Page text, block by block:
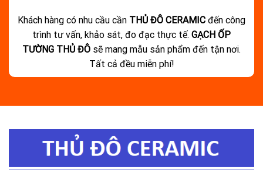
Khách hàng có nhu cầu cần THỦ ĐÔ CERAMIC đến công
trình tư vấn, khảo sát, đo đạc thực tế. GẠCH ỐP
TƯỜNG THỦ ĐÔ sẽ mang mẫu sản phẩm đến tận nơi.
Tất cả đều miễn phí!